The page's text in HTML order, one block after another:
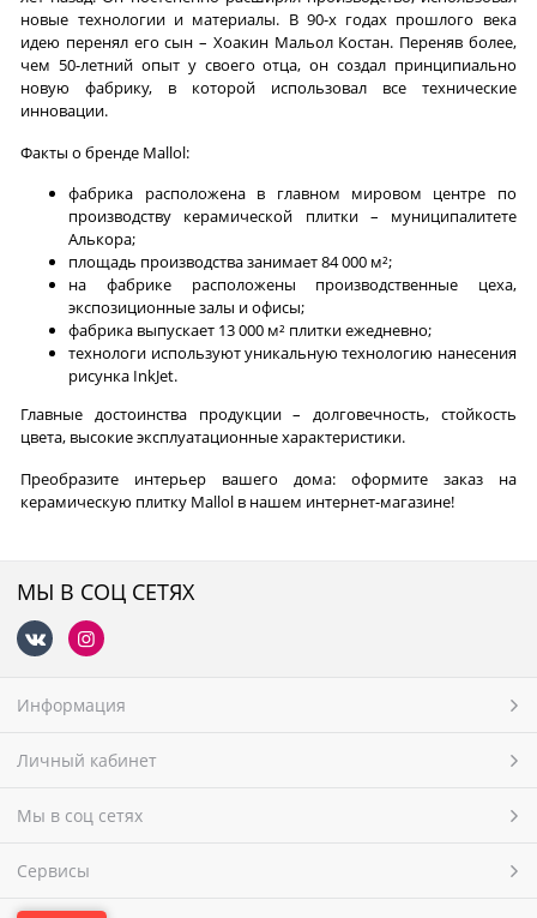
новые технологии и материалы. В 90-х годах прошлого века
идею перенял его сын – Хоакин Мальол Костан. Переняв более,
чем 50-летний опыт у своего отца, он создал принципиально
новую фабрику, в которой использовал все технические
инновации.
Факты о бренде Mallol:
фабрика расположена в главном мировом центре по
производству керамической плитки – муниципалитете
Алькора;
площадь производства занимает 84 000 м²;
на фабрике расположены производственные цеха,
экспозиционные залы и офисы;
фабрика выпускает 13 000 м² плитки ежедневно;
технологи используют уникальную технологию нанесения
рисунка InkJet.
Главные достоинства продукции – долговечность, стойкость
цвета, высокие эксплуатационные характеристики.
Преобразите интерьер вашего дома: оформите заказ на
керамическую плитку Mallol в нашем интернет-магазине!
МЫ В СОЦ СЕТЯХ
Информация
Личный кабинет
Мы в соц сетях
Сервисы